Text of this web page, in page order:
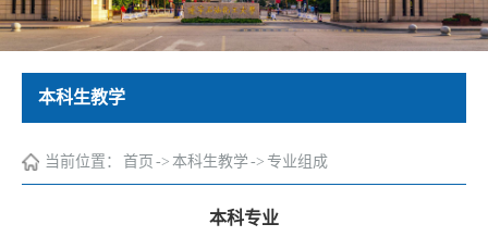
本科生教学
当前位置： 首页 -> 本科生教学-> 专业组成
本科专业